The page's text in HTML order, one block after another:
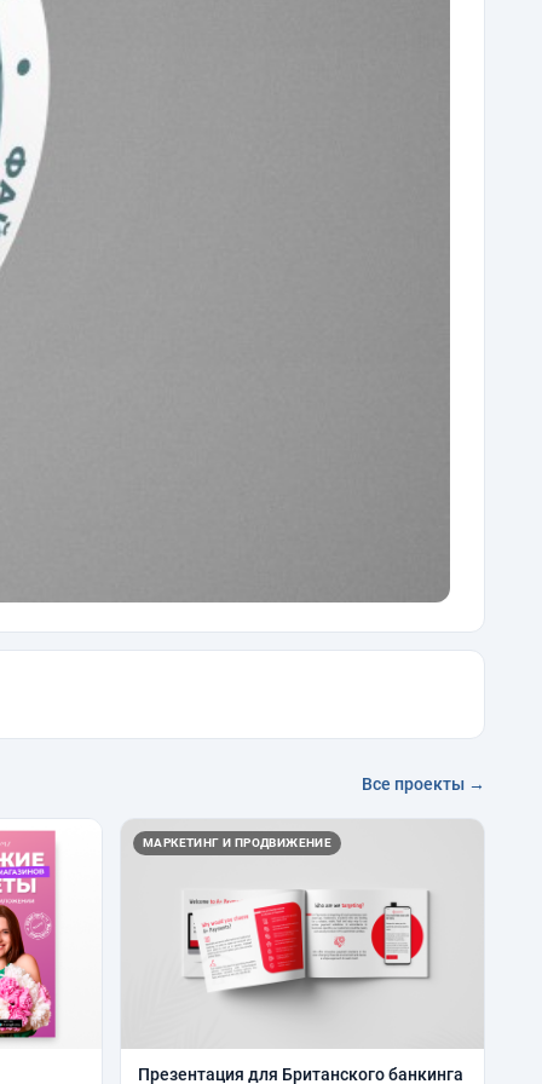
Все проекты →
МАРКЕТИНГ И ПРОДВИЖЕНИЕ
Презентация для Британского банкинга